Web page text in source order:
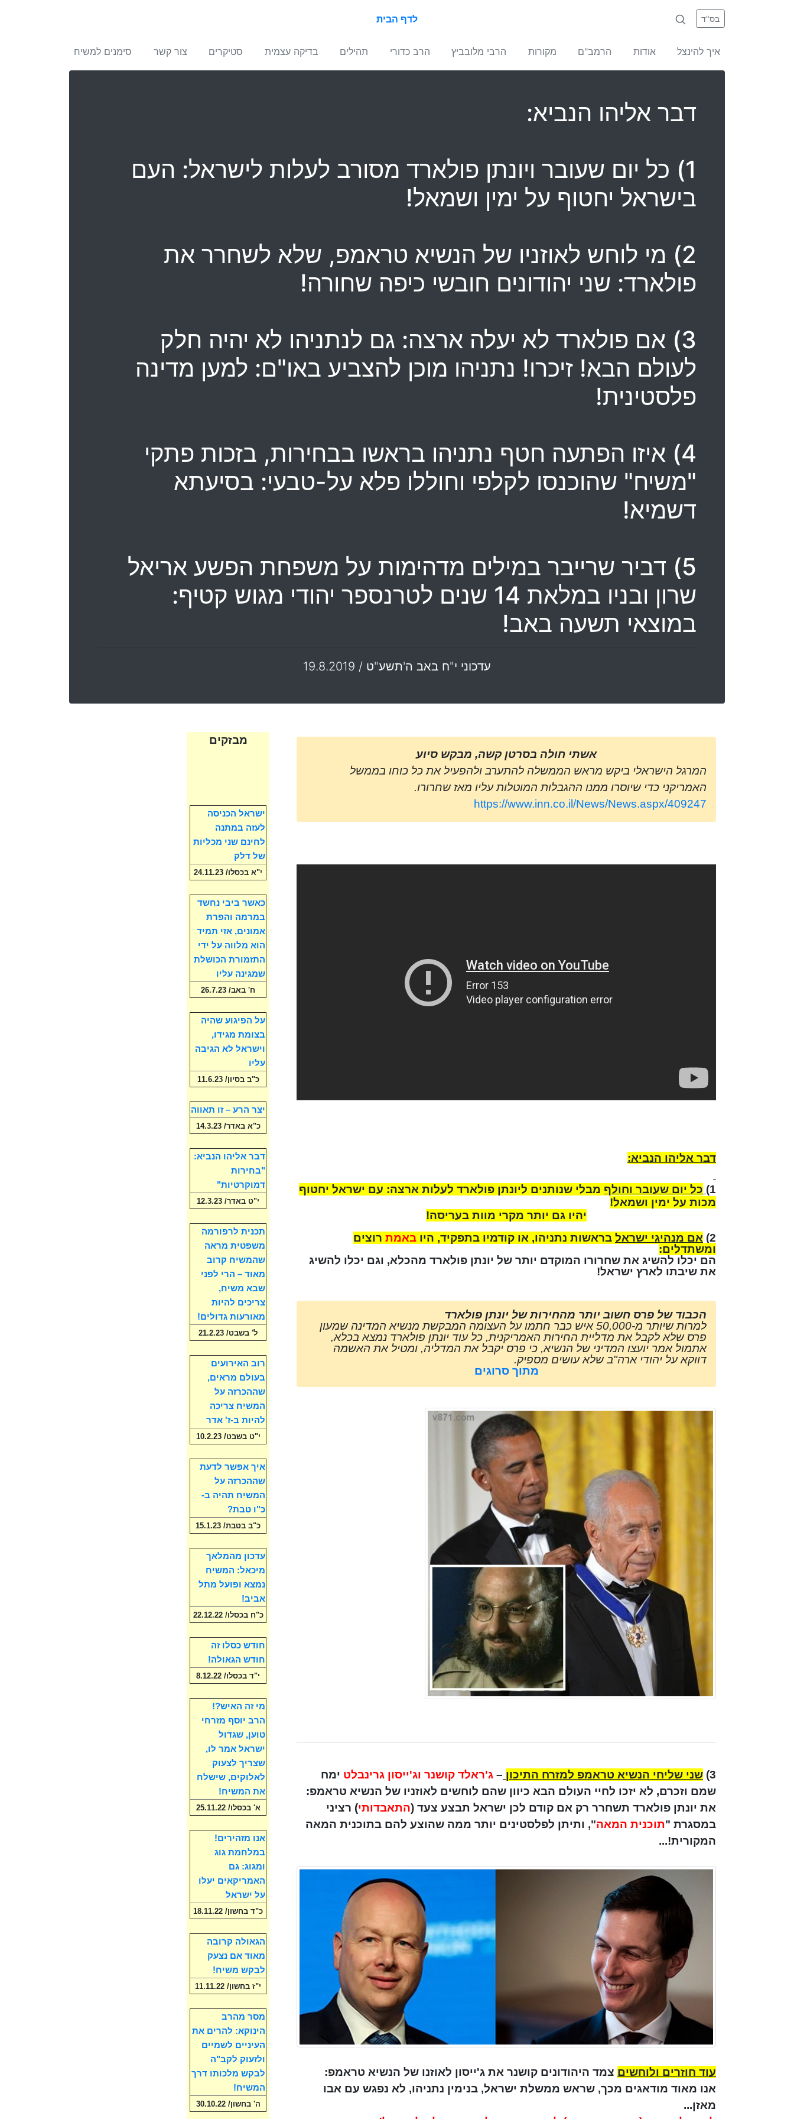
לדף הבית בס"ד
איך להינצל אודות הרמב"ם מקורות הרבי מלובביץ הרב כדורי תהילים בדיקה עצמית סטיקרים צור קשר סימנים למשיח
דבר אליהו הנביא:
1) כל יום שעובר ויונתן פולארד מסורב לעלות לישראל: העם
בישראל יחטוף על ימין ושמאל!
2) מי לוחש לאוזניו של הנשיא טראמפ, שלא לשחרר את
פולארד: שני יהודונים חובשי כיפה שחורה!
3) אם פולארד לא יעלה ארצה: גם לנתניהו לא יהיה חלק
לעולם הבא! זיכרו! נתניהו מוכן להצביע באו"ם: למען מדינה
פלסטינית!
4) איזו הפתעה חטף נתניהו בראשו בבחירות, בזכות פתקי
"משיח" שהוכנסו לקלפי וחוללו פלא על-טבעי: בסיעתא
דשמיא!
5) דביר שרייבר במילים מדהימות על משפחת הפשע אריאל
שרון ובניו במלאת 14 שנים לטרנספר יהודי מגוש קטיף:
במוצאי תשעה באב!
עדכוני י"ח באב ה'תשע"ט / 19.8.2019
אשתי חולה בסרטן קשה, מבקש סיוע
המרגל הישראלי ביקש מראש הממשלה להתערב ולהפעיל את כל כוחו בממשל
האמריקני כדי שיוסרו ממנו ההגבלות המוטלות עליו מאז שחרורו.
https://www.inn.co.il/News/News.aspx/409247
דבר אליהו הנביא:
1) כל יום שעובר וחולף מבלי שנותנים ליונתן פולארד לעלות ארצה: עם ישראל יחטוף
מכות על ימין ושמאל!
יהיו גם יותר מקרי מוות בעריסה!
2) אם מנהיגי ישראל בראשות נתניהו, או קודמיו בתפקיד, היו באמת רוצים
ומשתדלים:
הם יכלו להשיג את שחרורו המוקדם יותר של יונתן פולארד מהכלא, וגם יכלו להשיג
את שיבתו לארץ ישראל!
הכבוד של פרס חשוב יותר מהחירות של יונתן פולארד
למרות שיותר מ-50,000 איש כבר חתמו על העצומה המבקשת מנשיא המדינה שמעון
פרס שלא לקבל את מדליית החירות האמריקנית, כל עוד יונתן פולארד נמצא בכלא,
אתמול אמר יועצו המדיני של הנשיא, כי פרס יקבל את המדליה, ומטיל את האשמה
דווקא על יהודי ארה"ב שלא עושים מספיק.
מתוך סרוגים
3) שני שליחי הנשיא טראמפ למזרח התיכון – ג'ראלד קושנר וג'ייסון גרינבלט ימח
שמם וזכרם, לא יזכו לחיי העולם הבא כיוון שהם לוחשים לאוזניו של הנשיא טראמפ:
את יונתן פולארד תשחרר רק אם קודם לכן ישראל תבצע צעד (התאבדותי) רציני
במסגרת "תוכנית המאה", ותיתן לפלסטינים יותר ממה שהוצע להם בתוכנית המאה
המקורית!...
עוד חוזרים ולוחשים צמד היהודונים קושנר את ג'ייסון לאוזנו של הנשיא טראמפ:
אנו מאוד מודאגים מכך, שראש ממשלת ישראל, בנימין נתניהו, לא נפגש עם אבו
מאזן...
מבזקים
ישראל הכניסה
לעזה במתנה
לחינם שני מכליות
של דלק
י"א בכסלו/ 24.11.23
כאשר ביבי נחשד
במרמה והפרת
אמונים, אזי תמיד
הוא מלווה על ידי
התזמורת הכושלת
שמגינה עליו
ח' באב/ 26.7.23
על הפיגוע שהיה
בצומת מגידו,
וישראל לא הגיבה
עליו
כ"ב בסיון/ 11.6.23
יצר הרע – זו תאווה
כ"א באדר/ 14.3.23
דבר אליהו הנביא:
"בחירות
דמוקרטיות"
י"ט באדר/ 12.3.23
תכנית לרפורמה
משפטית מראה
שהמשיח קרוב
מאוד – הרי לפני
שבא משיח,
צריכים להיות
מאורעות גדולים!
ל' בשבט/ 21.2.23
רוב האירועים
בעולם מראים,
שההכרזה על
המשיח צריכה
להיות ב-ז' אדר
י"ט בשבט/ 10.2.23
איך אפשר לדעת
שההכרזה על
המשיח תהיה ב-
כ"ו טבת?
כ"ב בטבת/ 15.1.23
עדכון מהמלאך
מיכאל: המשיח
נמצא ופועל מתל
אביב!
כ"ח בכסלו/ 22.12.22
חודש כסלו זה
חודש הגאולה!
י"ד בכסלו/ 8.12.22
מי זה האיש?!
הרב יוסף מזרחי
טוען, שגדול
ישראל אמר לו,
שצריך לצעוק
לאלוקים, שישלח
את המשיח!
א' בכסלו/ 25.11.22
אנו מזהירים!
במלחמת גוג
ומגוג: גם
האמריקאים יעלו
על ישראל
כ"ד בחשון/ 18.11.22
הגאולה קרובה
מאוד אם נצעק
לבקש משיח!
י"ז בחשון/ 11.11.22
מסר מהרב
הינוקא: להרים את
העיניים לשמיים
ולזעוק לקב"ה
לבקש מלכותו דרך
המשיח!
ה' בחשון/ 30.10.22